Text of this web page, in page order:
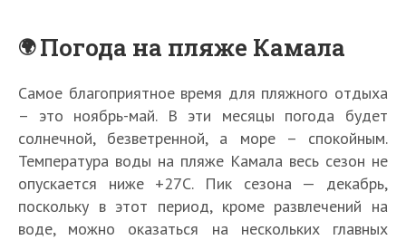
Погода на пляже Камала
Самое благоприятное время для пляжного отдыха
– это ноябрь-май. В эти месяцы погода будет
солнечной, безветренной, а море – спокойным.
Температура воды на пляже Камала весь сезон не
опускается ниже +27C. Пик сезона — декабрь,
поскольку в этот период, кроме развлечений на
воде, можно оказаться на нескольких главных